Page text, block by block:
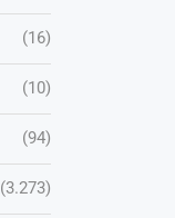
(16)
(10)
(94)
(3.273)